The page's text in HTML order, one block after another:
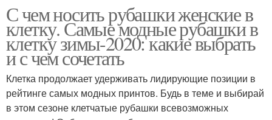
С чем носить рубашки женские в
клетку. Самые модные рубашки в
клетку зимы-2020: какие выбрать
и с чем сочетать
Клетка продолжает удерживать лидирующие позиции в
рейтинге самых модных принтов. Будь в теме и выбирай
в этом сезоне клетчатые рубашки всевозможных